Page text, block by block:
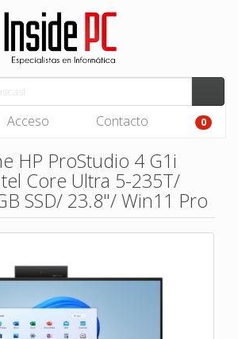
Acceso Contacto 0
HP ProStudio 4 G1i
Core Ultra 5-235T/
SSD/ 23.8"/ Win11 Pro